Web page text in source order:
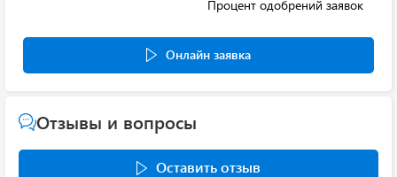
Процент одобрений заявок
Онлайн заявка
Отзывы и вопросы
Оставить отзыв